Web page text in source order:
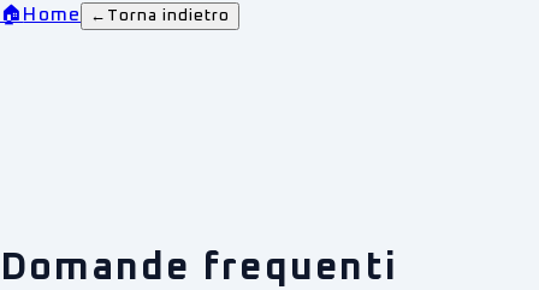
🏠 Home ← Torna indietro
Domande frequenti